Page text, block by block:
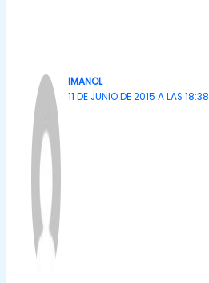
IMANOL
11 DE JUNIO DE 2015 A LAS 18:38